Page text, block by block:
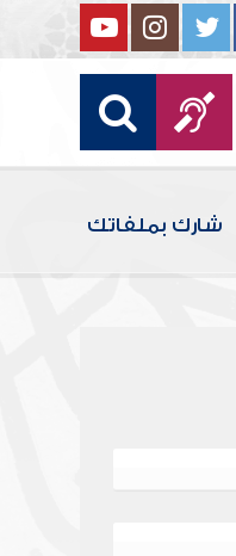
شارك بملفاتك